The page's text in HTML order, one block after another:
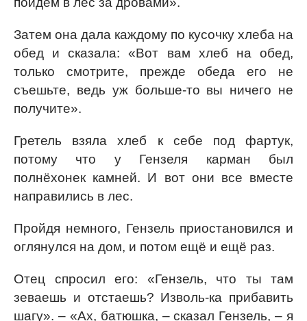
Затем она дала каждому по кусочку хлеба на
обед и сказала: «Вот вам хлеб на обед,
только смотрите, прежде обеда его не
съешьте, ведь уж больше-то вы ничего не
получите».
Гретель взяла хлеб к себе под фартук,
потому что у Гензеля карман был
полнёхонек камней. И вот они все вместе
направились в лес.
Пройдя немного, Гензель приостановился и
оглянулся на дом, и потом ещё и ещё раз.
Отец спросил его: «Гензель, что ты там
зеваешь и отстаешь? Изволь-ка прибавить
шагу». – «Ах, батюшка, – сказал Гензель, – я